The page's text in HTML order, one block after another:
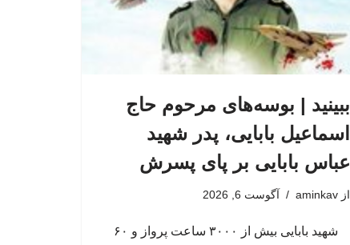
ببینید | بوسه‌های مرحوم حاج
اسماعیل بابایی، پدر شهید
عباس بابایی بر پای پسرش
از aminkav آگوست 6, 2026
شهید بابایی بیش از ۳۰۰۰ ساعت پرواز و ۶۰